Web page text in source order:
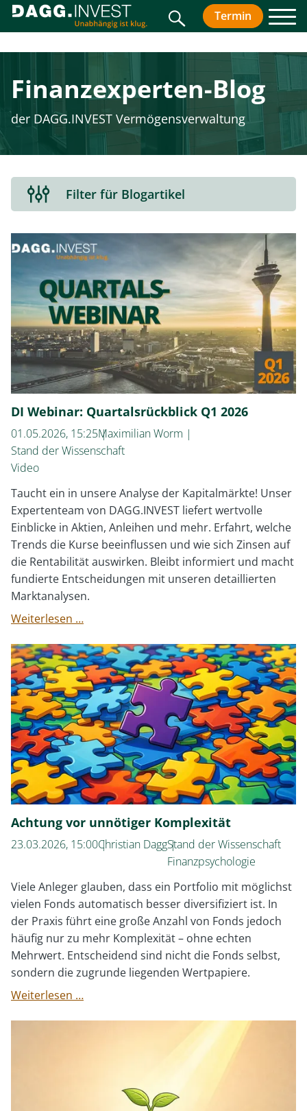
SucheTermin
Finanz­experten-Blog
der DAGG.INVEST Vermögensverwaltung
aus-
oder
Filter für Blogartikel
DI Webinar: Quartalsrückblick Q1 2026
01.05.2026, 15:25Maximilian Worm
Stand der Wissenschaft
Video
Taucht ein in unsere Analyse der Kapitalmärkte! Unser
Expertenteam von DAGG.INVEST liefert wertvolle
Einblicke in Aktien, Anleihen und mehr. Erfahrt, welche
Trends die Kurse beeinflussen und wie sich Zinsen auf
die Rentabilität auswirken. Bleibt informiert und macht
fundierte Entscheidungen mit unseren detaillierten
Marktanalysen.
Weiterlesen …DI
Quartalsrückblick
Q1
2026
Achtung vor unnötiger Komplexität
23.03.2026, 15:00Christian DaggStand der Wissenschaft
Finanzpsychologie
Viele Anleger glauben, dass ein Portfolio mit möglichst
vielen Fonds automatisch besser diversifiziert ist. In
der Praxis führt eine große Anzahl von Fonds jedoch
häufig nur zu mehr Komplexität – ohne echten
Mehrwert. Entscheidend sind nicht die Fonds selbst,
sondern die zugrunde liegenden Wertpapiere.
Weiterlesen …Achtung